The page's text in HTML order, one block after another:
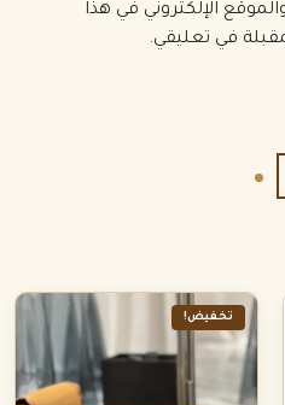
الإلكتروني في هذا
في تعليقي.
تخفيض!